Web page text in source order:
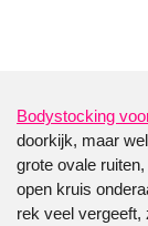
Bodystocking
doorkijk, maar
grote ovale
open kruis
rek veel vergeeft,